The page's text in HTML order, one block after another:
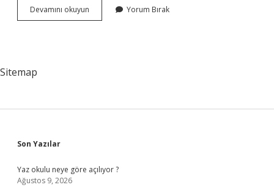
Devamını okuyun Batılılaşma
Düşüncesi
Yorum Bırak
Sitemap
Sidebar
Son Yazılar
Yaz okulu neye göre açılıyor ?
Ağustos 9, 2026